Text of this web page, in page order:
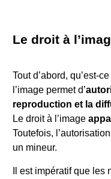
Le droit à
Tout d’abord, qu’est-
l’image permet d’
reproduction et la
Le droit à l’image
Toutefois,
un mineur.
Il est impératif que